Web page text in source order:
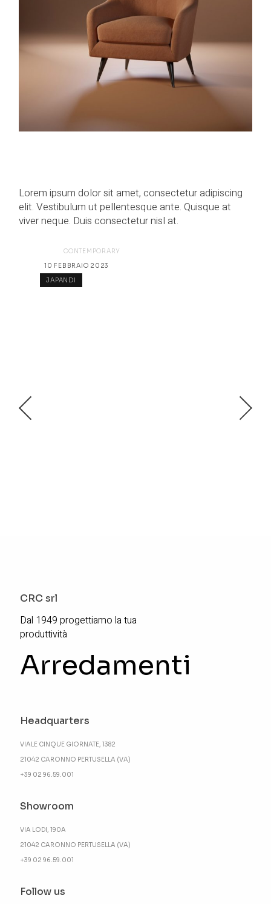
Lorem ipsum dolor sit amet, consectetur adipiscing
elit. Vestibulum ut pellentesque ante. Quisque at
viver neque. Duis consectetur nisl at.
CONTEMPORARY
10 FEBBRAIO 2023
JAPANDI
CRC srl
Dal 1949 progettiamo la tua
produttività
Arredamenti
Headquarters
VIALE CINQUE GIORNATE, 1382
21042 CARONNO PERTUSELLA (VA)
+39 02 96.59.001
Showroom
VIA LODI, 190A
21042 CARONNO PERTUSELLA (VA)
+39 02 96.59.001
Follow us